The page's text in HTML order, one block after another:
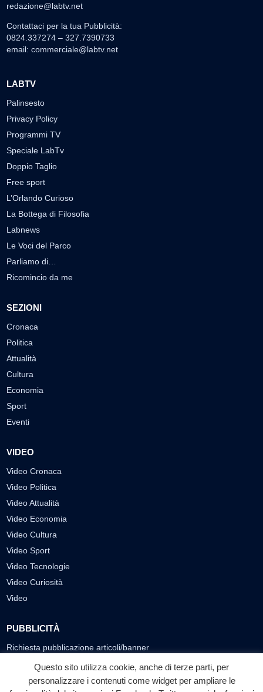
redazione@labtv.net
Contattaci per la tua Pubblicità:
0824.337274 – 327.7390733
email: commerciale@labtv.net
LABTV
Palinsesto
Privacy Policy
Programmi TV
Speciale LabTv
Doppio Taglio
Free sport
L’Orlando Curioso
La Bottega di Filosofia
Labnews
Le Voci del Parco
Parliamo di…
Ricomincio da me
SEZIONI
Cronaca
Politica
Attualità
Cultura
Economia
Sport
Eventi
VIDEO
Video Cronaca
Video Politica
Video Attualità
Video Economia
Video Cultura
Video Sport
Video Tecnologie
Video Curiosità
Video
PUBBLICITÀ
Richiesta pubblicazione articoli/banner
SEGUICI SUI SOCIAL
Questo sito utilizza cookie, anche di terze parti, per
personalizzare i contenuti come widget per ampliare le